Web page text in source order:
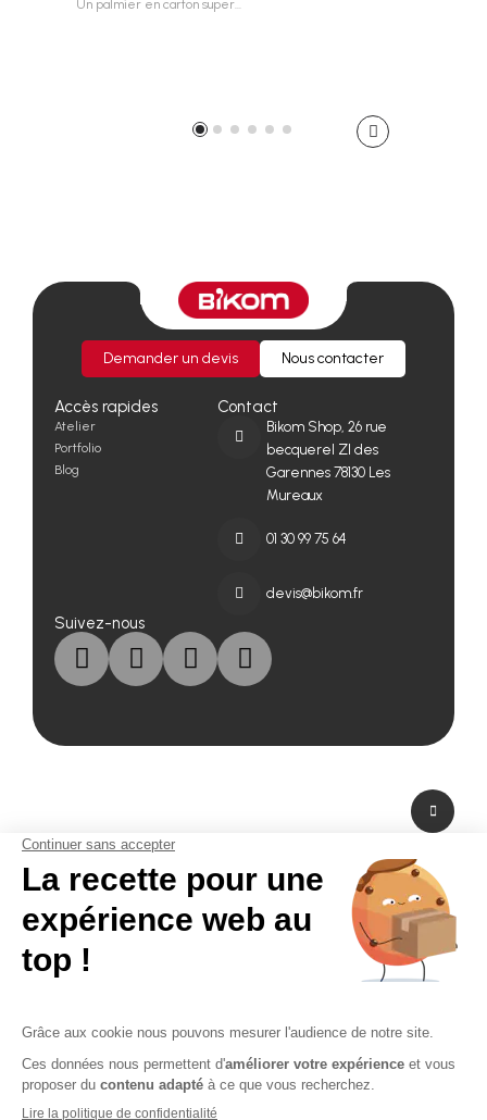
Un palmier en carton super…
Demander un devis Nous contacter
Accès rapides
Atelier
Portfolio
Blog
Contact
Bikom Shop, 26 rue
becquerel ZI des
Garennes 78130 Les
Mureaux
01 30 99 75 64
devis@bikom.fr
Suivez-nous
A propos de nous
Fabricant de PLV en carton et fabricant de stand modulaire, Bikom est situé
dans les Yvelines en Ile-de-France. A peine à 20 mn de Paris La Défense,
Bikom peut fabriquer et livrer dans l'urgence. Proposant une large gamme
de produits et services, de la création graphique à la fabrication en passant
16 ans, Bikom accompagne les entreprises pour communiquer efficacement